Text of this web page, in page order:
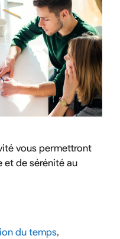
vous permettront
et de sérénité au
du temps,